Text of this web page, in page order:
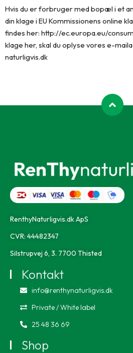
Hvis du er forbruger med bopæl i et
din klage i EU Kommissionens online
findes her: http://ec.europa.eu/
klage her, skal du oplyse vores e-
naturligvis.dk
RenthyNaturligvis.dk ApS
CVR: 44482347
Silstrupvej 6, 3. 7700 Thisted
Kontakt
info@renthynaturligvis.dk
Private / White label
25 48 36 69
Shop